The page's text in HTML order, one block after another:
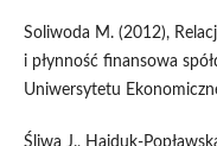
Soliwoda M. (2012),
i płynność finansowa
Uniwersytetu